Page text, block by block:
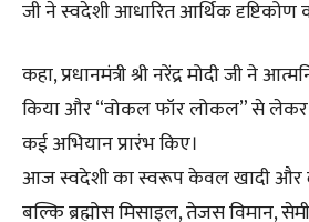
जी ने स्वदेशी आधारित आर्थिक दृष्टिकोण
कहा, प्रधानमंत्री श्री नरेंद्र मोदी जी ने
किया और “वोकल फॉर लोकल” से लेकर
कई अभियान प्रारंभ किए।
आज स्वदेशी का स्वरूप केवल खादी और
बल्कि ब्रह्मोस मिसाइल, तेजस विमान,